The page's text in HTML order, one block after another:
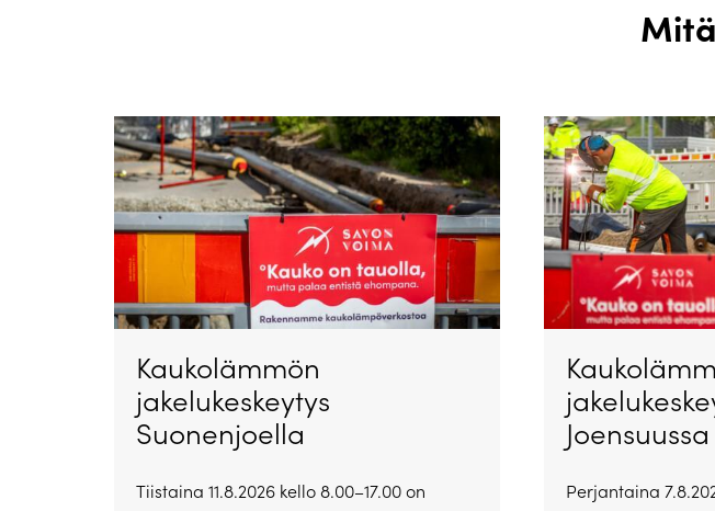
Kaukolämmön
jakelukeskeytys
Suonenjoella
Tiistaina 11.8.2026 kello 8.00–17.00 on
Joensuussa
Perjantaina